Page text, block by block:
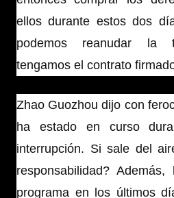
ellos durante estos dos
podemos reanudar la
tengamos el contrato
Zhao Guozhou dijo con
ha estado en curso
interrupción. Si sale del
responsabilidad?
programa en los últimos